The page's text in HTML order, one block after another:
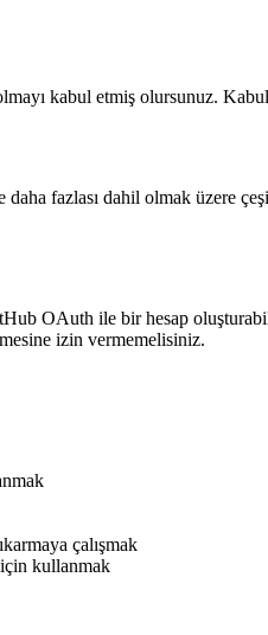
kabul etmiş olursunuz.
fazlası dahil olmak üzere
OAuth ile bir hesap
izin vermemelisiniz.
çalışmak
kullanmak